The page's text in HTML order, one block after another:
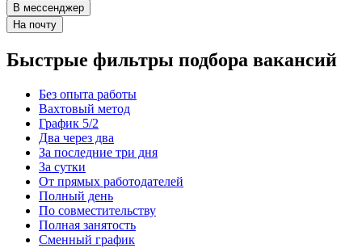
В мессенджер
На почту
Быстрые фильтры подбора вакансий
Без опыта работы
Вахтовый метод
График 5/2
Два через два
За последние три дня
За сутки
От прямых работодателей
Полный день
По совместительству
Полная занятость
Сменный график